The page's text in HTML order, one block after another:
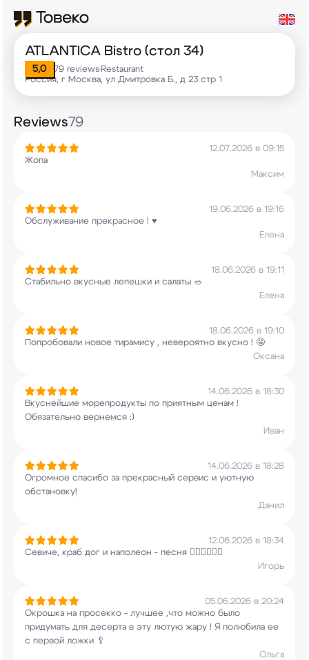
ATLANTICA Bistro (стол 34)
5,0 79 reviews•Restaurant
Россия, г Москва, ул Дмитровка Б., д 23 стр 1
Reviews79
12.07.2026 в 09:15
Жопа
Максим
19.06.2026 в 19:16
Обслуживание прекрасное ! ♥️
Елена
18.06.2026 в 19:11
Стабильно вкусные лепешки и салаты 🥗
Елена
18.06.2026 в 19:10
Попробовали новое тирамису , невероятно вкусно ! 🤤
Оксана
14.06.2026 в 18:30
Вкуснейшие морепродукты по приятным ценам !
Обязательно вернемся :)
Иван
14.06.2026 в 18:28
Огромное спасибо за прекрасный сервис и уютную
обстановку!
Данил
12.06.2026 в 18:34
Севиче, краб дог и наполеон - песня 👍🏻👍🏻👍🏻
Игорь
05.06.2026 в 20:24
Окрошка на просекко - лучшее ,что можно было
придумать для десерта в эту лютую жару ! Я полюбила ее
с первой ложки 🥄
Ольга